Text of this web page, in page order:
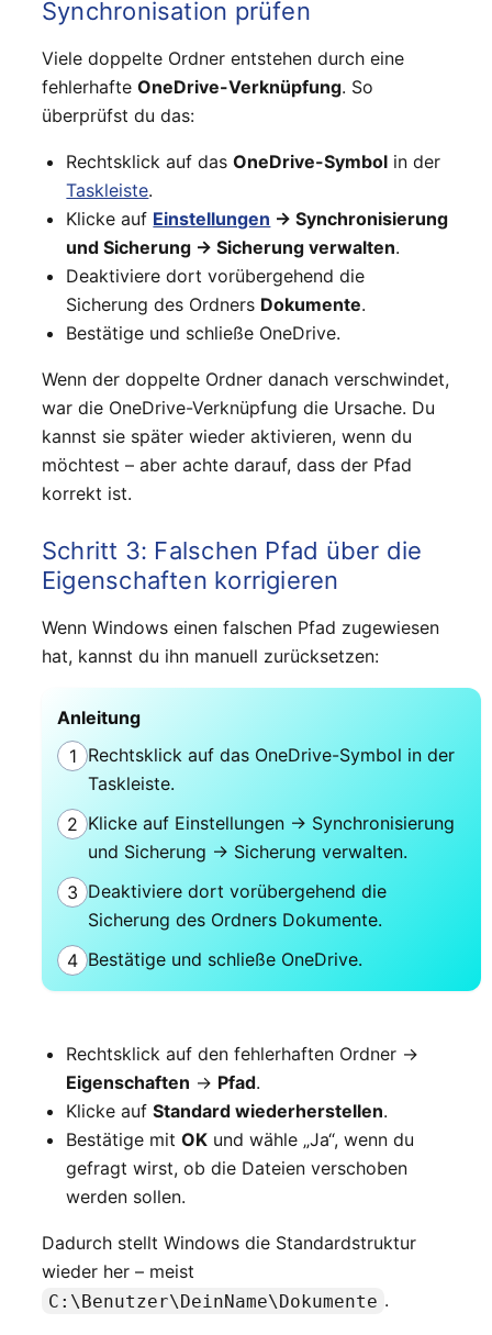
Synchronisation prüfen
Viele doppelte Ordner entstehen durch eine
fehlerhafte OneDrive-Verknüpfung. So
überprüfst du das:
Rechtsklick auf dasOneDrive-Symbol in der
Taskleiste.
Klicke auf Einstellungen → Synchronisierung
und Sicherung → Sicherung verwalten.
Deaktiviere dort vorübergehend die
Sicherung des Ordners Dokumente.
Bestätige und schließe OneDrive.
Wenn der doppelte Ordner danach verschwindet,
war die OneDrive-Verknüpfung die Ursache. Du
kannst sie später wieder aktivieren, wenn du
möchtest – aber achte darauf, dass der Pfad
korrekt ist.
Schritt 3: Falschen Pfad über die
Eigenschaften korrigieren
Wenn Windows einen falschen Pfad zugewiesen
hat, kannst du ihn manuell zurücksetzen:
Anleitung
1 Rechtsklick auf das OneDrive-Symbol in der
Taskleiste.
2 Klicke auf Einstellungen → Synchronisierung
und Sicherung → Sicherung verwalten.
3 Deaktiviere dort vorübergehend die
Sicherung des Ordners Dokumente.
4 Bestätige und schließe OneDrive.
Rechtsklick auf den fehlerhaften Ordner →
Eigenschaften → Pfad.
Klicke aufStandard wiederherstellen.
Bestätige mitOK und wähle „Ja“, wenn du
gefragt wirst, ob die Dateien verschoben
werden sollen.
Dadurch stellt Windows die Standardstruktur
wieder her – meist
C:\Benutzer\DeinName\Dokumente .